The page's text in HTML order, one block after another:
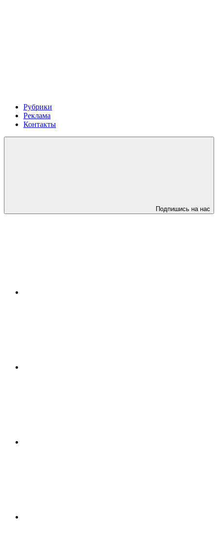
Рубрики
Реклама
Контакты
Подпишись на нас